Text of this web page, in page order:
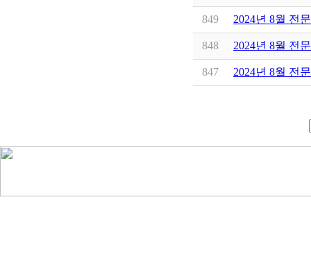
849 2024년 8월 전
848 2024년 8월 전
847 2024년 8월 전